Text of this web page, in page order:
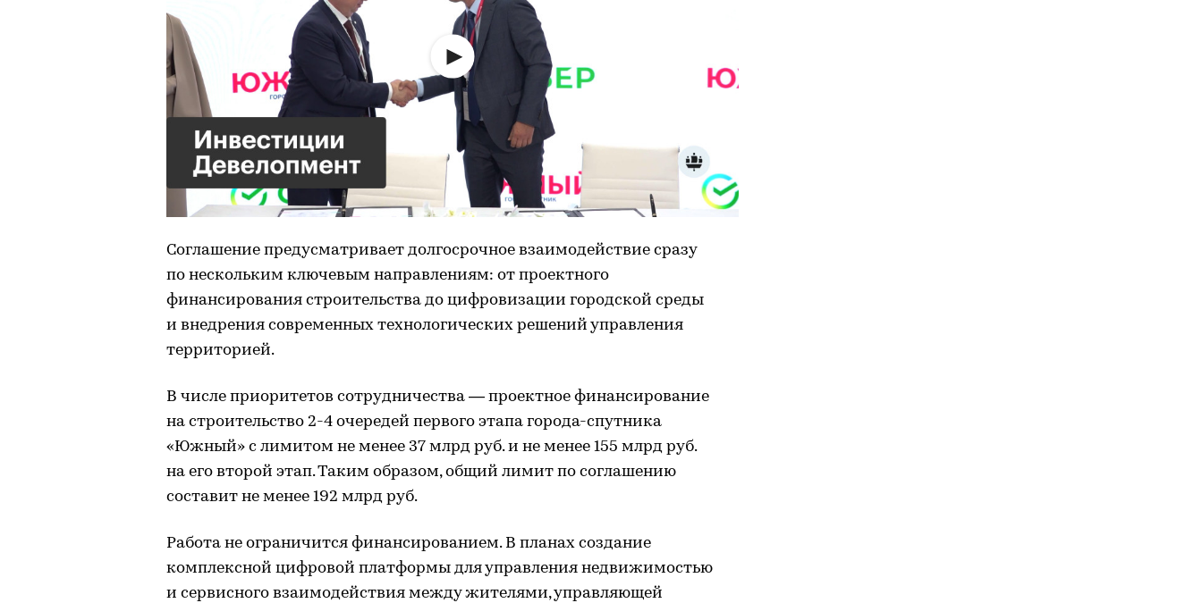
Соглашение предусматривает долгосрочное взаимодействие сразу
по нескольким ключевым направлениям: от проектного
финансирования строительства до цифровизации городской среды
и внедрения современных технологических решений управления
территорией.
В числе приоритетов сотрудничества — проектное финансирование
на строительство 2-4 очередей первого этапа города-спутника
«Южный» с лимитом не менее 37 млрд руб. и не менее 155 млрд руб.
на его второй этап. Таким образом, общий лимит по соглашению
составит не менее 192 млрд руб.
Работа не ограничится финансированием. В планах создание
комплексной цифровой платформы для управления недвижимостью
и сервисного взаимодействия между жителями, управляющей